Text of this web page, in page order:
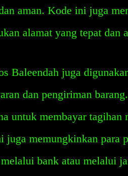
aman. Kode ini juga
alamat yang tepat dan
Baleendah juga
dan pengiriman
untuk membayar tagihan
juga memungkinkan para
bank atau melalui